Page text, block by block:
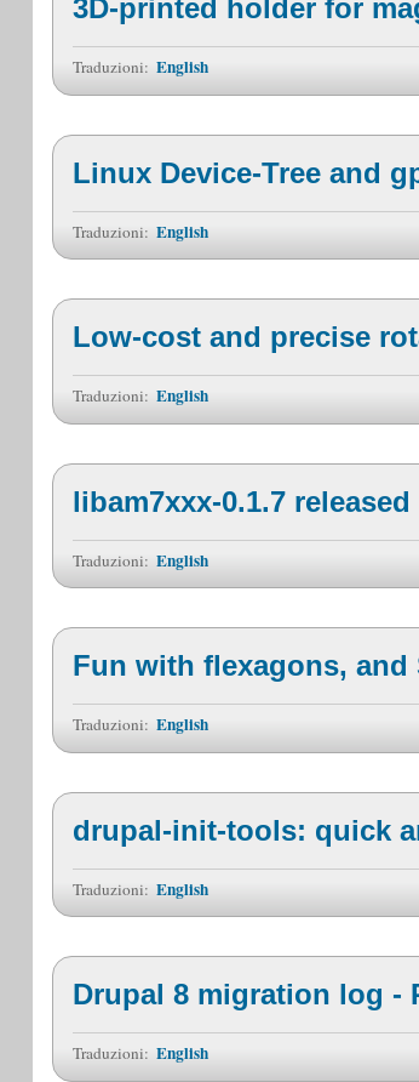
3D-printed holder for
Traduzioni: English
Linux Device-Tree and
Traduzioni: English
Low-cost and precise
Traduzioni: English
libam7xxx-0.1.7 released
Traduzioni: English
Fun with flexagons, and
Traduzioni: English
drupal-init-tools: quick
Traduzioni: English
Drupal 8 migration log -
Traduzioni: English